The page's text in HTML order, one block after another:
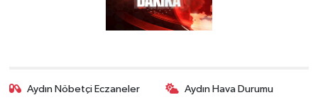
Aydın Nöbetçi Eczaneler Aydın Hava Durumu